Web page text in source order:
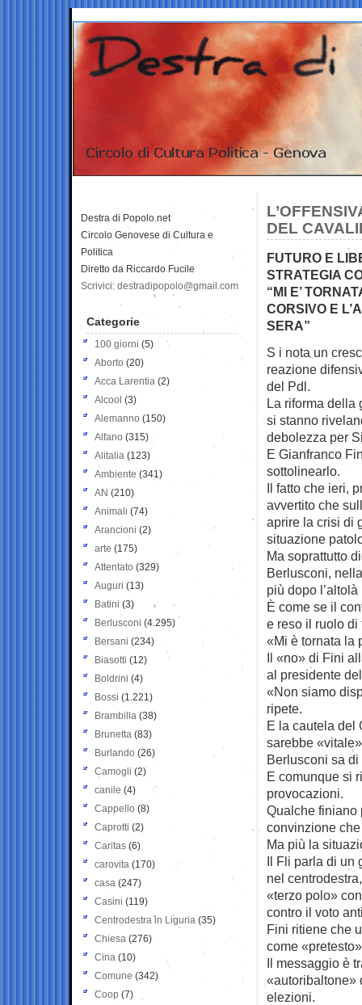
DEL
FUTURO E
STRATEGIA
“MI E’
CORSIVO E
SERA”
S i nota un
reazione
del Pdl.
La riforma della
si stanno
debolezza per
E Gianfranco
sottolinearlo.
Il fatto che ieri,
avvertito che
aprire la crisi di
situazione
Ma soprattutto
Berlusconi,
più dopo
È come se il
e reso il ruolo
«Mi è tornata la
Il «no» di Fini
al presidente
«Non siamo
ripete.
E la cautela del
sarebbe
Berlusconi sa di
E comunque si
provocazioni.
Qualche finiano
convinzione
Ma più la
Il Fli parla di un
nel
«terzo polo»
contro il voto
Fini ritiene che
come
Il messaggio è
«autoribaltone»
elezioni.
Destra di Popolo.net
Circolo Genovese di Cultura e
Politica
Diretto da Riccardo Fucile
Scrivici: destradipopolo@gmail.com
Categorie
100 giorni (5)
Aborto (20)
Acca Larentia (2)
Alcool (3)
Alemanno (150)
Alfano (315)
Alitalia (123)
Ambiente (341)
AN (210)
Animali (74)
Arancioni (2)
arte (175)
Attentato (329)
Auguri (13)
Batini (3)
Berlusconi (4.295)
Bersani (234)
Biasotti (12)
Boldrini (4)
Bossi (1.221)
Brambilla (38)
Brunetta (83)
Burlando (26)
Camogli (2)
canile (4)
Cappello (8)
Caprotti (2)
Caritas (6)
carovita (170)
casa (247)
Casini (119)
Centrodestra in Liguria (35)
Chiesa (276)
Cina (10)
Comune (342)
Coop (7)